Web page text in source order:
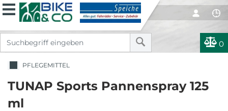
0
PFLEGEMITTEL
TUNAP Sports Pannenspray 125
ml